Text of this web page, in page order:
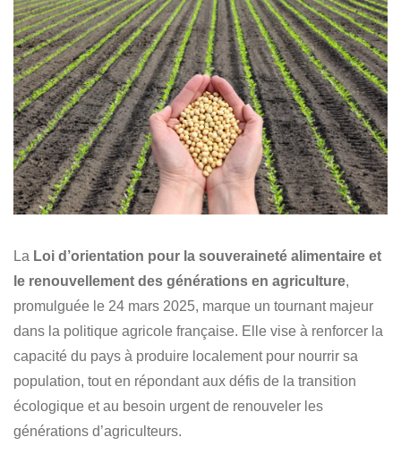
La Loi d’orientation pour la souveraineté alimentaire et
le renouvellement des générations en agriculture,
promulguée le 24 mars 2025, marque un tournant majeur
dans la politique agricole française. Elle vise à renforcer la
capacité du pays à produire localement pour nourrir sa
population, tout en répondant aux défis de la transition
écologique et au besoin urgent de renouveler les
générations d’agriculteurs.